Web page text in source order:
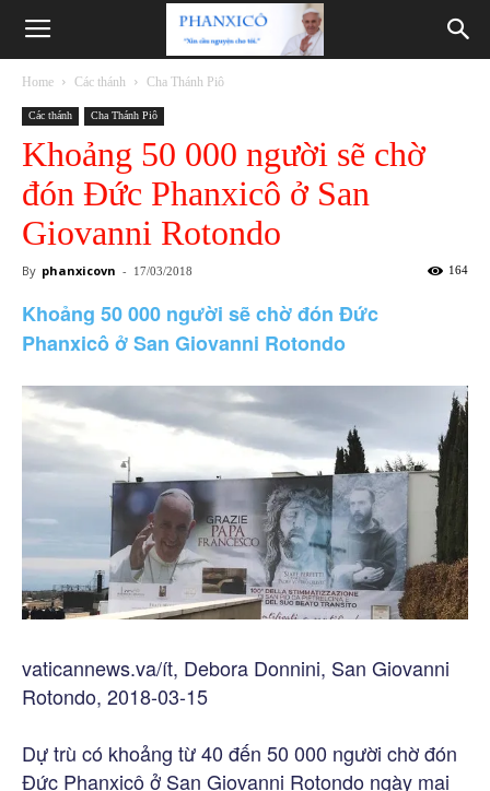
Phanxicô
Home Các thánh Cha Thánh Piô
Các thánh Cha Thánh Piô
Khoảng 50 000 người sẽ chờ
đón Đức Phanxicô ở San
Giovanni Rotondo
By phanxicovn - 17/03/2018 164
Khoảng 50 000 người sẽ chờ đón Đức
Phanxicô ở San Giovanni Rotondo
vaticannews.va/ít, Debora Donnini, San Giovanni
Rotondo, 2018-03-15
Dự trù có khoảng từ 40 đến 50 000 người chờ đón
Đức Phanxicô ở San Giovanni Rotondo ngày mai